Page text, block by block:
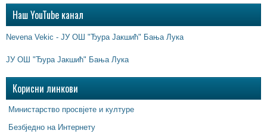
Наш YouTube канал
Nevena Vekic - ЈУ ОШ "Ђура Јакшић" Бања Лука
ЈУ ОШ "Ђура Јакшић" Бања Лука
Корисни линкови
Министарство просвјете и културе
Безбједно на Интернету